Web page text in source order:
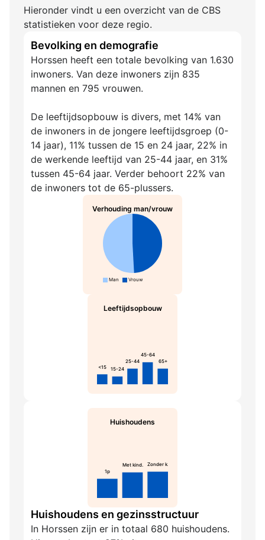
Hieronder vindt u een overzicht van de CBS
statistieken voor deze regio.
Bevolking en demografie
Horssen heeft een totale bevolking van 1.630
inwoners. Van deze inwoners zijn 835
mannen en 795 vrouwen.
De leeftijdsopbouw is divers, met 14% van
de inwoners in de jongere leeftijdsgroep (0-
14 jaar), 11% tussen de 15 en 24 jaar, 22% in
de werkende leeftijd van 25-44 jaar, en 31%
tussen 45-64 jaar. Verder behoort 22% van
de inwoners tot de 65-plussers.
Verhouding man/vrouw
Man Vrouw
Leeftijdsopbouw
<15 15-24
25-44
45-64
65+
Huishoudens
1p
Met kind. Zonder k.
Huishoudens en gezinsstructuur
In Horssen zijn er in totaal 680 huishoudens.